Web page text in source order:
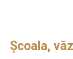
Școala,